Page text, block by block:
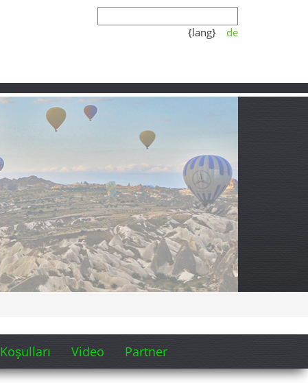
{lang} de
Video Partner